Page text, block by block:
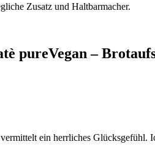
Zusatz und Haltbarmacher.
pureVegan –
ein herrliches Glücksgefühl.